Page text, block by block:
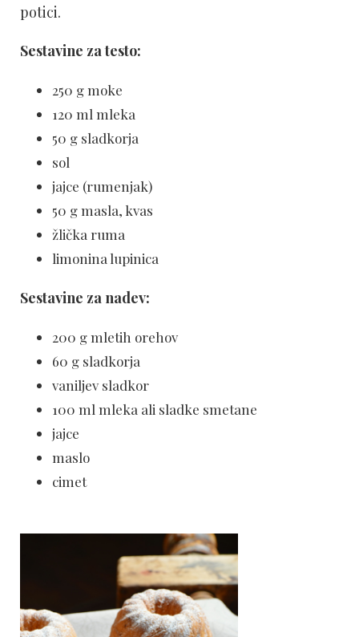
potici.
Sestavine za testo:
250 g moke
120 ml mleka
50 g sladkorja
sol
jajce (rumenjak)
50 g masla, kvas
žlička ruma
limonina lupinica
Sestavine za nadev:
200 g mletih orehov
60 g sladkorja
vaniljev sladkor
100 ml mleka ali sladke smetane
jajce
maslo
cimet